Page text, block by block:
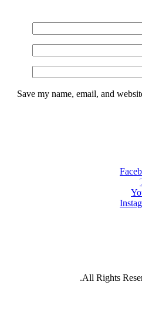
Save my name, email, and